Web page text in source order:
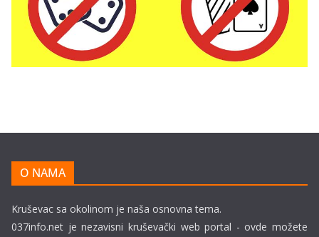
O NAMA
Kruševac sa okolinom je naša osnovna tema.
037info.net je nezavisni kruševački web portal - ovde možete